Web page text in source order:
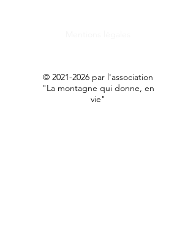
© 2021-2026 par l'association
"La montagne qui donne, en
vie"